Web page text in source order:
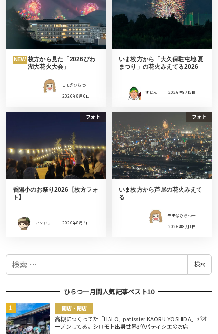
NEW 枚方から見た「2026びわ
湖大花火大会」
モモ＠ひらつー
2026年8月6日
いま枚方から「大久保駐屯地 夏
まつり」の花火みえてる2026
すどん 2026年8月5日
フォト
香陽小のお祭り2026【枚方フォ
ト】
アンドゥ 2026年8月4日
フォト
いま枚方から芦屋の花火みえて
る
モモ＠ひらつー
2026年8月1日
検
検索
ひらつー月間人気記事ベスト10
開店・閉店
高槻につくってた「HALO, patissier KAORU YOSHIDA」がオ
ープンしてる。シロモト出身世界3位パティシエのお店